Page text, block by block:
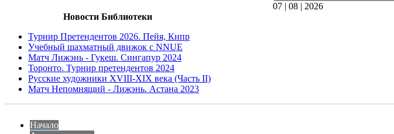
07 | 08 | 2026
Новости Библиотеки
Турнир Претендентов 2026. Пейя, Кипр
Учебный шахматный движок с NNUE
Матч Лижэнь - Гукеш. Сингапур 2024
Торонто. Турнир претендентов 2024
Русские художники XVIII-XIX века (Часть II)
Матч Непомнящий - Лижэнь. Астана 2023
Начало